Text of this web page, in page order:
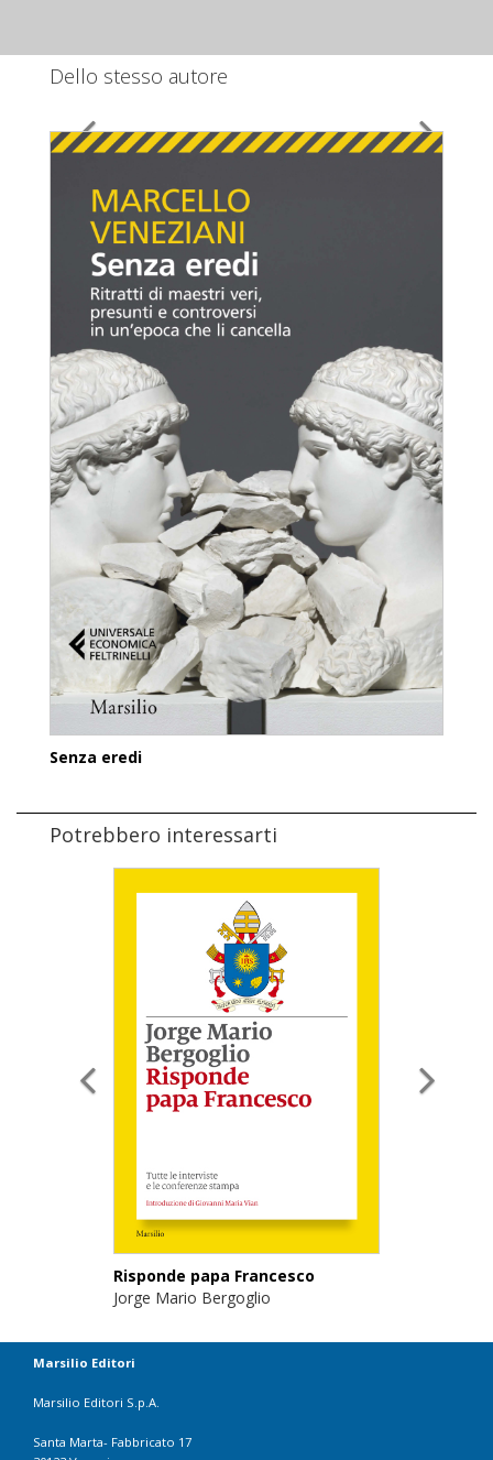
Dello stesso autore
Senza eredi
Potrebbero interessarti
Risponde papa Francesco
Jorge Mario Bergoglio
Marsilio Editori
Marsilio Editori S.p.A.
Santa Marta- Fabbricato 17